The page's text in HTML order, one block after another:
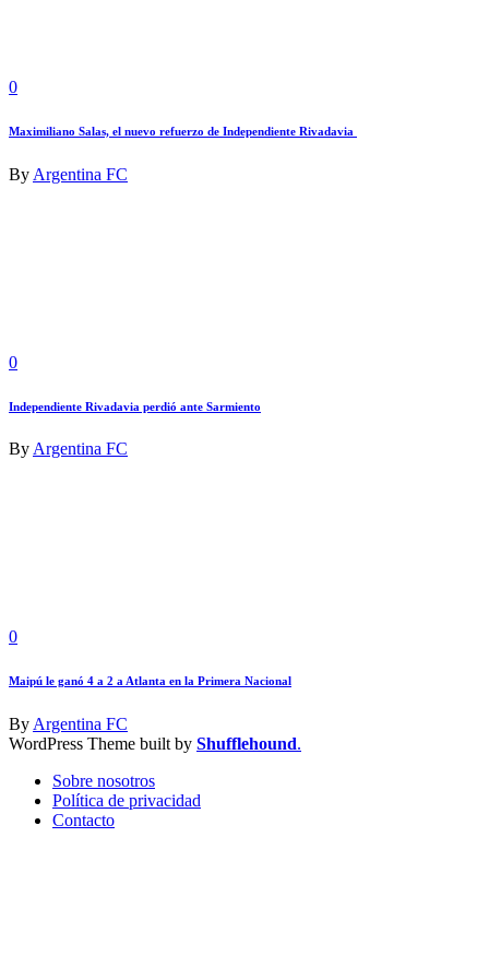
0
Maximiliano Salas, el nuevo refuerzo de Independiente Rivadavia
By Argentina FC
0
Independiente Rivadavia perdió ante Sarmiento
ByArgentina FC
0
Maipú le ganó 4 a 2 a Atlanta en la Primera Nacional
ByArgentina FC
WordPress Theme built by Shufflehound.
Sobre nosotros
Política de privacidad
Contacto